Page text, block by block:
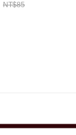
NT$85